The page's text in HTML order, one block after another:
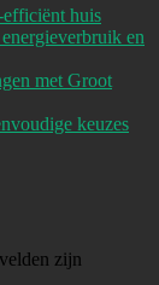
efficiënt huis
en
met Groot
keuzes
zijn